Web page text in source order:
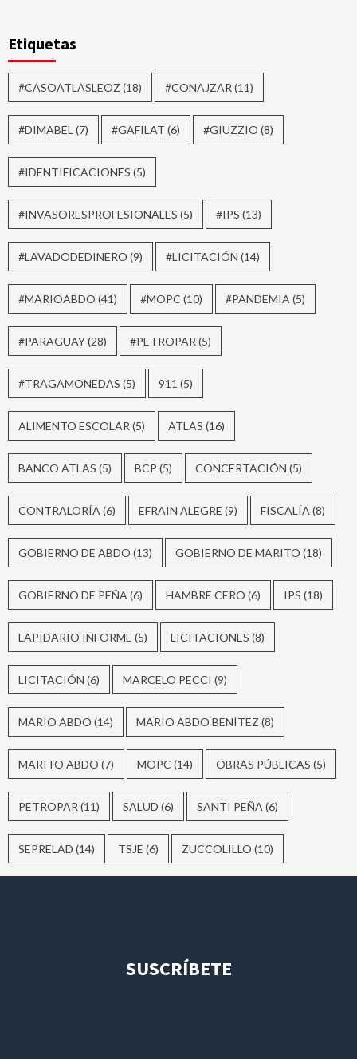
Etiquetas
#CASOATLASLEOZ (18) #CONAJZAR (11)
#DIMABEL (7) #GAFILAT (6) #GIUZZIO (8)
#IDENTIFICACIONES (5)
#INVASORESPROFESIONALES (5) #IPS (13)
#LAVADODEDINERO (9) #LICITACIÓN (14)
#MARIOABDO (41) #MOPC (10) #PANDEMIA (5)
#PARAGUAY(28) #PETROPAR (5)
#TRAGAMONEDAS (5) 911 (5)
ALIMENTO ESCOLAR (5) ATLAS (16)
BANCO ATLAS (5) BCP (5) CONCERTACIÓN (5)
CONTRALORÍA (6) EFRAIN ALEGRE (9) FISCALÍA (8)
GOBIERNO DE ABDO (13) GOBIERNO DE MARITO (18)
GOBIERNO DE PEÑA (6) HAMBRE CERO (6) IPS (18)
LAPIDARIO INFORME (5) LICITACIONES (8)
LICITACIÓN (6) MARCELO PECCI (9)
MARIO ABDO (14) MARIO ABDO BENÍTEZ (8)
MARITO ABDO (7) MOPC (14) OBRAS PÚBLICAS (5)
PETROPAR (11) SALUD (6) SANTI PEÑA (6)
SEPRELAD (14) TSJE (6) ZUCCOLILLO (10)
SUSCRÍBETE